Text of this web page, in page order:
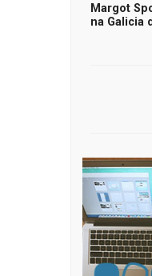
Margot
na Galicia